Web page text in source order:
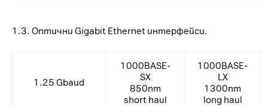
1.3. Оптични Gigabit Ethernet интерфейси.
1.25 Gbaud
1000BASE-
SX
850nm
short haul
1000BASE-
LX
1300nm
long haul